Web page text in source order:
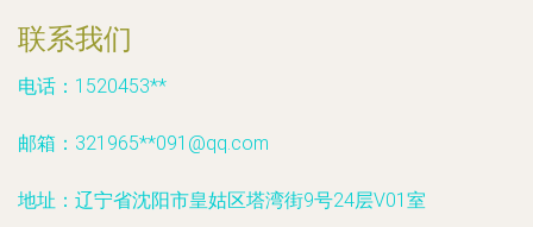
联系我们
电话：1520453**
邮箱：321965**091@qq.com
地址：辽宁省沈阳市皇姑区塔湾街9号24层V01室